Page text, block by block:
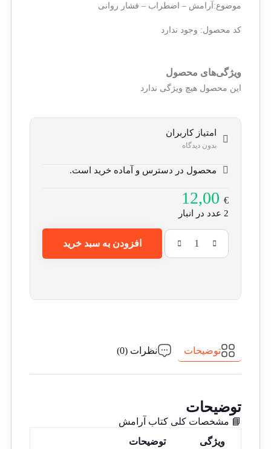
موضوع:آرامش – اضطراب – فشار روانی
کد محصول: وجود ندارد
ویژگی‌های محصول
این محصول هیچ ویژگی ندارد
امتیاز کاربران
بدون دیدگاه
محصول در دسترس و آماده خرید است.
12,00€
2 عدد در انبار
افزودن به سبد خرید
توضیحات نظرات (0)
توضیحات
📘 مشخصات کلی کتاب آرامش
ویژگی
توضیحات